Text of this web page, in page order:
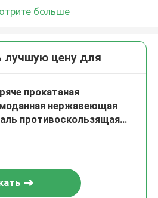
больше
лучшую цену для
прокатаная
нержавеющая
противоскользящая